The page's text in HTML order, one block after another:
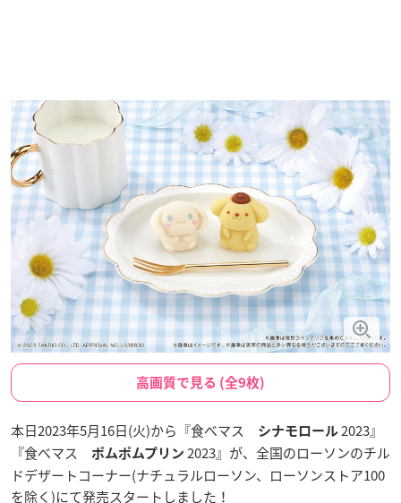
高画質で見る (全9枚)
本日2023年5月16日(火)から『食べマス シナモロール 2023』
『食べマス
ポムポムプリン 2023』が、全国のローソンのチル
ドデザートコーナー(ナチュラルローソン、ローソンストア100
を除く)にて発売スタートしました！